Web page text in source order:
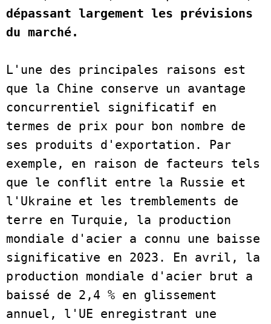
dépassant largement les prévisions
du marché.
L'une des principales raisons est
que la Chine conserve un avantage
concurrentiel significatif en
termes de prix pour bon nombre de
ses produits d'exportation. Par
exemple, en raison de facteurs tels
que le conflit entre la Russie et
l'Ukraine et les tremblements de
terre en Turquie, la production
mondiale d'acier a connu une baisse
significative en 2023. En avril, la
production mondiale d'acier brut a
baissé de 2,4 % en glissement
annuel, l'UE enregistrant une